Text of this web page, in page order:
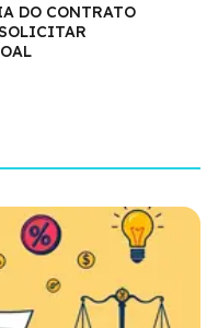
DO CONTRATO